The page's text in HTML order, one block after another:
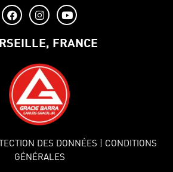
FRANCE
DES DONNÉES
| CONDITIONS
GÉNÉRALES